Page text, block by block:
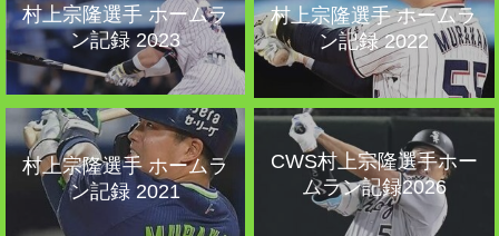
村上宗隆選手 ホームラ
ン記録 2023
村上宗隆選手 ホームラ
ン記録 2022
村上宗隆選手 ホームラ
ン記録 2021
CWS村上宗隆選手ホー
ムラン記録2026